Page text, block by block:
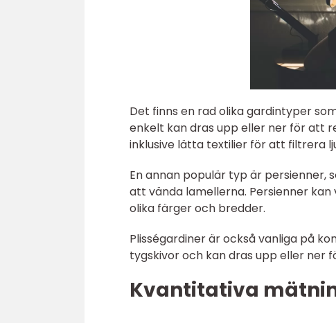
Det finns en rad olika gardintyper
enkelt kan dras upp eller ner för att
inklusive lätta textilier för att filtrera
En annan populär typ är persienner,
att vända lamellerna. Persienner
olika färger och bredder.
Plisségardiner är också vanliga på
tygskivor och kan dras upp eller ner
Kvantitativa